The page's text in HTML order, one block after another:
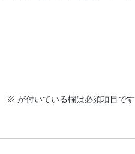
※ が付いている欄は必須項目です